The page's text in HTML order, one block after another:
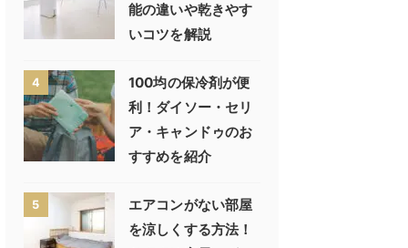
能の違いや乾きやす
いコツを解説
4
100均の保冷剤が便
利！ダイソー・セリ
ア・キャンドゥのお
すすめを紹介
5
エアコンがない部屋
を涼しくする方法！